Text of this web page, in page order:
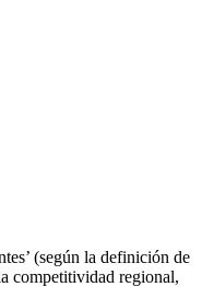
(según la definición de
competitividad regional,